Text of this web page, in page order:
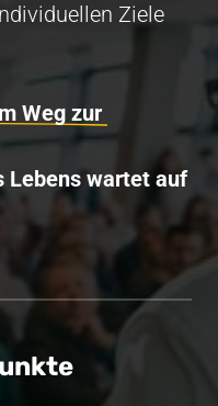
Ziele
Weg
Lebens wartet auf